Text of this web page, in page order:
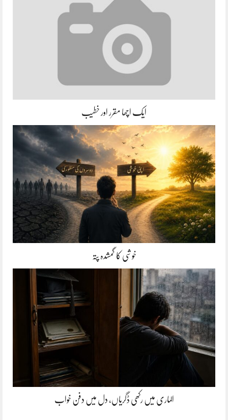
ایک اچھا مقرر اور خطیب
خوشی کا گمشدہ پتہ
الماری میں رکھی ڈگریاں، دل میں دفن خواب